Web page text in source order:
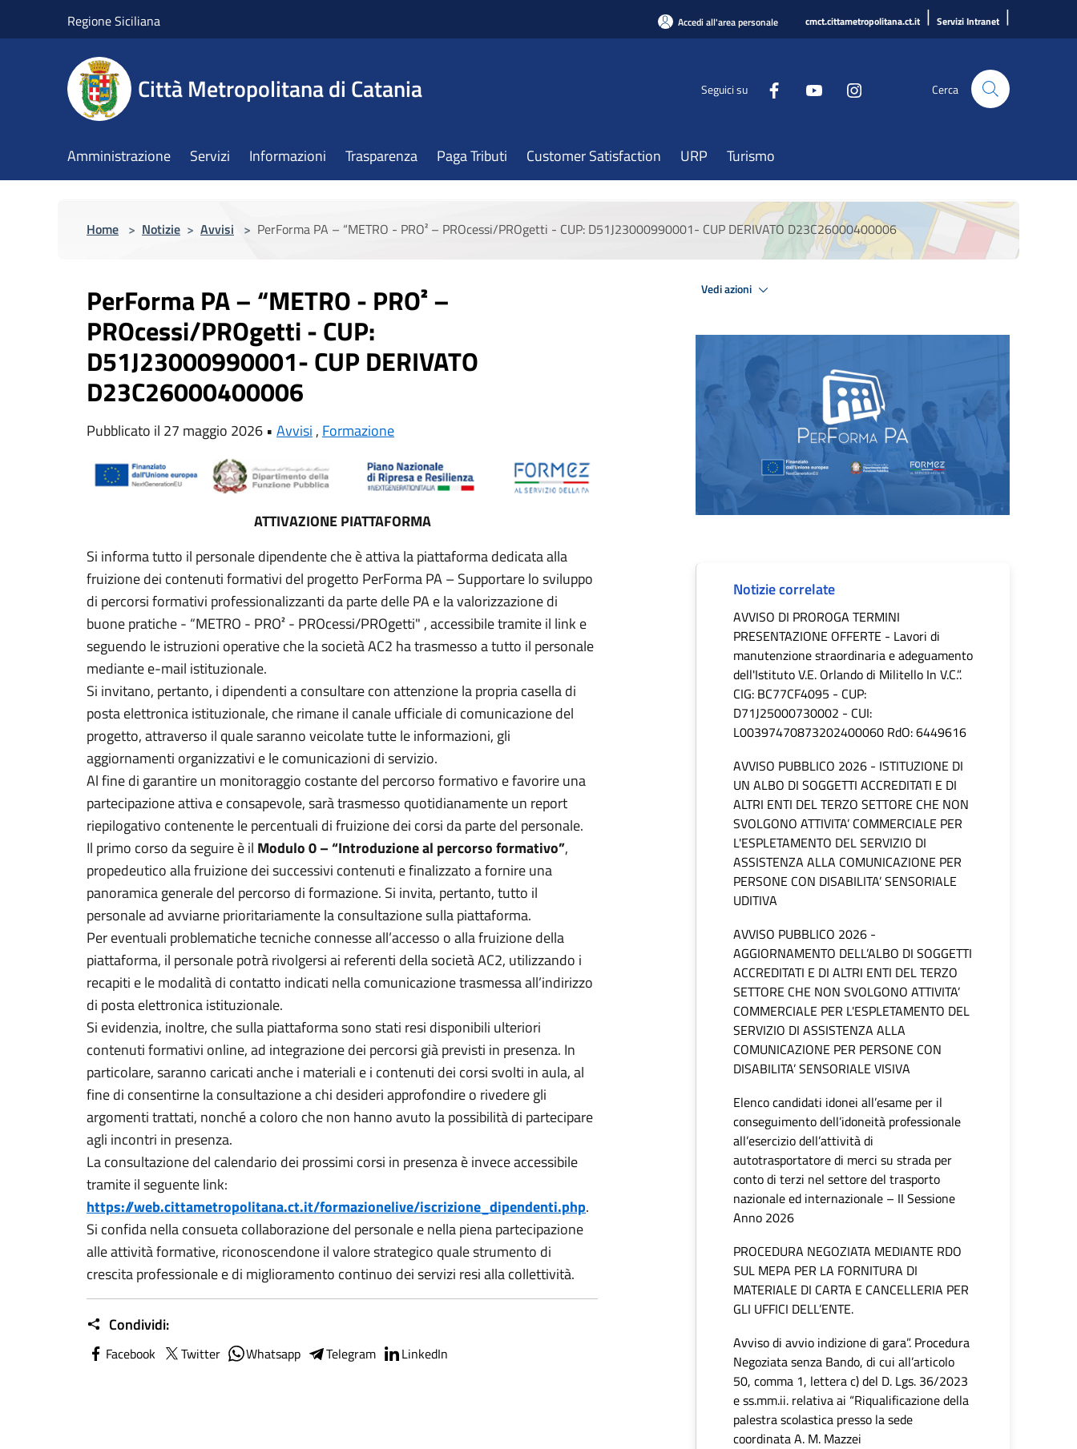
Regione Siciliana Accedi all'area personale cmct.cittametropolitana.ct.it | Servizi Intranet |
Città Metropolitana di Catania Seguici su Cerca
Amministrazione Servizi Informazioni Trasparenza Paga Tributi Customer Satisfaction URP Turismo
Home > Notizie > Avvisi > PerForma PA – “METRO - PRO² – PROcessi/PROgetti - CUP: D51J23000990001- CUP DERIVATO D23C26000400006
PerForma PA – “METRO - PRO² –
PROcessi/PROgetti - CUP:
D51J23000990001- CUP DERIVATO
D23C26000400006
Pubblicato il 27 maggio 2026 • Avvisi , Formazione
ATTIVAZIONE PIATTAFORMA
Si informa tutto il personale dipendente che è attiva la piattaforma dedicata alla
fruizione dei contenuti formativi del progetto PerForma PA – Supportare lo sviluppo
di percorsi formativi professionalizzanti da parte delle PA e la valorizzazione di
buone pratiche - “METRO - PRO² - PROcessi/PROgetti" , accessibile tramite il link e
seguendo le istruzioni operative che la società AC2 ha trasmesso a tutto il personale
mediante e-mail istituzionale.
Si invitano, pertanto, i dipendenti a consultare con attenzione la propria casella di
posta elettronica istituzionale, che rimane il canale ufficiale di comunicazione del
progetto, attraverso il quale saranno veicolate tutte le informazioni, gli
aggiornamenti organizzativi e le comunicazioni di servizio.
Al fine di garantire un monitoraggio costante del percorso formativo e favorire una
partecipazione attiva e consapevole, sarà trasmesso quotidianamente un report
riepilogativo contenente le percentuali di fruizione dei corsi da parte del personale.
Il primo corso da seguire è il Modulo 0 – “Introduzione al percorso formativo”,
propedeutico alla fruizione dei successivi contenuti e finalizzato a fornire una
panoramica generale del percorso di formazione. Si invita, pertanto, tutto il
personale ad avviarne prioritariamente la consultazione sulla piattaforma.
Per eventuali problematiche tecniche connesse all’accesso o alla fruizione della
piattaforma, il personale potrà rivolgersi ai referenti della società AC2, utilizzando i
recapiti e le modalità di contatto indicati nella comunicazione trasmessa all’indirizzo
di posta elettronica istituzionale.
Si evidenzia, inoltre, che sulla piattaforma sono stati resi disponibili ulteriori
contenuti formativi online, ad integrazione dei percorsi già previsti in presenza. In
particolare, saranno caricati anche i materiali e i contenuti dei corsi svolti in aula, al
fine di consentirne la consultazione a chi desideri approfondire o rivedere gli
argomenti trattati, nonché a coloro che non hanno avuto la possibilità di partecipare
agli incontri in presenza.
La consultazione del calendario dei prossimi corsi in presenza è invece accessibile
tramite il seguente link:
https://web.cittametropolitana.ct.it/formazionelive/iscrizione_dipendenti.php.
Si confida nella consueta collaborazione del personale e nella piena partecipazione
alle attività formative, riconoscendone il valore strategico quale strumento di
crescita professionale e di miglioramento continuo dei servizi resi alla collettività.
Condividi:
Facebook Twitter Whatsapp Telegram LinkedIn
Vedi azioni
Notizie correlate
AVVISO DI PROROGA TERMINI
PRESENTAZIONE OFFERTE - Lavori di
manutenzione straordinaria e adeguamento
dell'Istituto V.E. Orlando di Militello In V.C.”.
CIG: BC77CF4095 - CUP:
D71J25000730002 - CUI:
L00397470873202400060 RdO: 6449616
AVVISO PUBBLICO 2026 - ISTITUZIONE DI
UN ALBO DI SOGGETTI ACCREDITATI E DI
ALTRI ENTI DEL TERZO SETTORE CHE NON
SVOLGONO ATTIVITA’ COMMERCIALE PER
L'ESPLETAMENTO DEL SERVIZIO DI
ASSISTENZA ALLA COMUNICAZIONE PER
PERSONE CON DISABILITA’ SENSORIALE
UDITIVA
AVVISO PUBBLICO 2026 -
AGGIORNAMENTO DELL’ALBO DI SOGGETTI
ACCREDITATI E DI ALTRI ENTI DEL TERZO
SETTORE CHE NON SVOLGONO ATTIVITA’
COMMERCIALE PER L'ESPLETAMENTO DEL
SERVIZIO DI ASSISTENZA ALLA
COMUNICAZIONE PER PERSONE CON
DISABILITA’ SENSORIALE VISIVA
Elenco candidati idonei all’esame per il
conseguimento dell’idoneità professionale
all’esercizio dell’attività di
autotrasportatore di merci su strada per
conto di terzi nel settore del trasporto
nazionale ed internazionale – II Sessione
Anno 2026
PROCEDURA NEGOZIATA MEDIANTE RDO
SUL MEPA PER LA FORNITURA DI
MATERIALE DI CARTA E CANCELLERIA PER
GLI UFFICI DELL’ENTE.
Avviso di avvio indizione di gara”. Procedura
Negoziata senza Bando, di cui all’articolo
50, comma 1, lettera c) del D. Lgs. 36/2023
e ss.mm.ii. relativa ai “Riqualificazione della
palestra scolastica presso la sede
coordinata A. M. Mazzei